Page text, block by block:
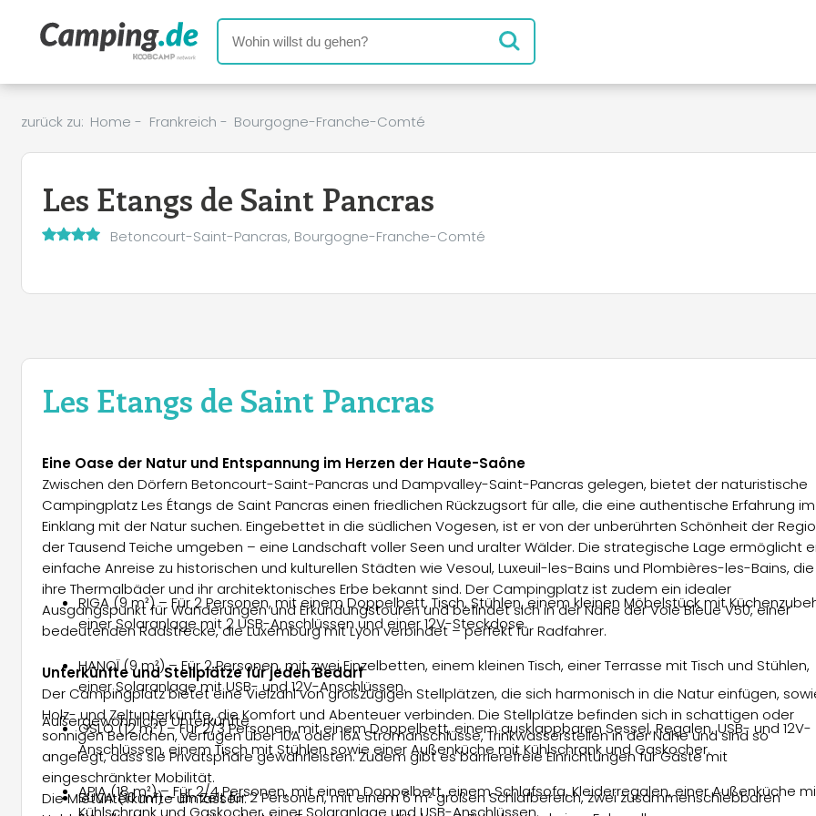
zurück zu: Home - Frankreich - Bourgogne-Franche-Comté
Les Etangs de Saint Pancras
Betoncourt-Saint-Pancras, Bourgogne-Franche-Comté
Les Etangs de Saint Pancras
Eine Oase der Natur und Entspannung im Herzen der Haute-Saône
Zwischen den Dörfern Betoncourt-Saint-Pancras und Dampvalley-Saint-Pancras gelegen, bietet der naturistische
Campingplatz Les Étangs de Saint Pancras einen friedlichen Rückzugsort für alle, die eine authentische Erfahrung im
Einklang mit der Natur suchen. Eingebettet in die südlichen Vogesen, ist er von der unberührten Schönheit der
der Tausend Teiche umgeben – eine Landschaft voller Seen und uralter Wälder. Die strategische Lage ermöglicht
einfache Anreise zu historischen und kulturellen Städten wie Vesoul, Luxeuil-les-Bains und Plombières-les-Bains,
ihre Thermalbäder und ihr architektonisches Erbe bekannt sind. Der Campingplatz ist zudem ein idealer
Ausgangspunkt für Wanderungen und Erkundungstouren und befindet sich in der Nähe der Voie Bleue V50, einer
bedeutenden Radstrecke, die Luxemburg mit Lyon verbindet – perfekt für Radfahrer.
Unterkünfte und Stellplätze für jeden Bedarf
Der Campingplatz bietet eine Vielzahl von großzügigen Stellplätzen, die sich harmonisch in die Natur einfügen,
Holz- und Zeltunterkünfte, die Komfort und Abenteuer verbinden. Die Stellplätze befinden sich in schattigen oder
sonnigen Bereichen, verfügen über 10A oder 16A Stromanschlüsse, Trinkwasserstellen in der Nähe und sind so
angelegt, dass sie Privatsphäre gewährleisten. Zudem gibt es barrierefreie Einrichtungen für Gäste mit
eingeschränkter Mobilität.
Die Mietunterkünfte umfassen:
RIGA (9 m²) – Für 2 Personen, mit einem Doppelbett, Tisch, Stühlen, einem kleinen Möbelstück mit
einer Solaranlage mit 2 USB-Anschlüssen und einer 12V-Steckdose.
HANOÏ (9 m²) – Für 2 Personen, mit zwei Einzelbetten, einem kleinen Tisch, einer Terrasse mit Tisch und Stühlen,
einer Solaranlage mit USB- und 12V-Anschlüssen.
OSLO (12 m²) – Für 2/3 Personen, mit einem Doppelbett, einem ausklappbaren Sessel, Regalen, USB- und 12V-
Anschlüssen, einem Tisch mit Stühlen sowie einer Außenküche mit Kühlschrank und Gaskocher.
APIA (18 m²) – Für 2/4 Personen, mit einem Doppelbett, einem Schlafsofa, Kleiderregalen, einer Außenküche
Kühlschrank und Gaskocher, einer Solaranlage und USB-Anschlüssen.
Außergewöhnliche Unterkünfte
SUVA (10 m²) – Ein Zelt für 2 Personen, mit einem 6 m² großen Schlafbereich, zwei zusammenschiebbaren